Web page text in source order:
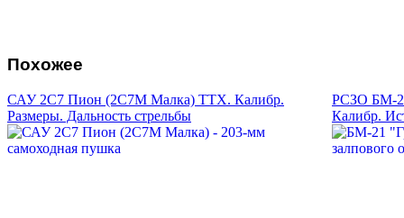
Похожее
САУ 2С7 Пион (2С7М Малка) ТТХ. Калибр.
Размеры. Дальность стрельбы
РСЗО БМ-
Калибр.